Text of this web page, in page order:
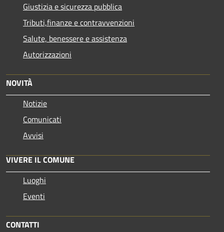
Giustizia e sicurezza pubblica
Tributi,finanze e contravvenzioni
Salute, benessere e assistenza
Autorizzazioni
NOVITÀ
Notizie
Comunicati
Avvisi
VIVERE IL COMUNE
Luoghi
Eventi
CONTATTI